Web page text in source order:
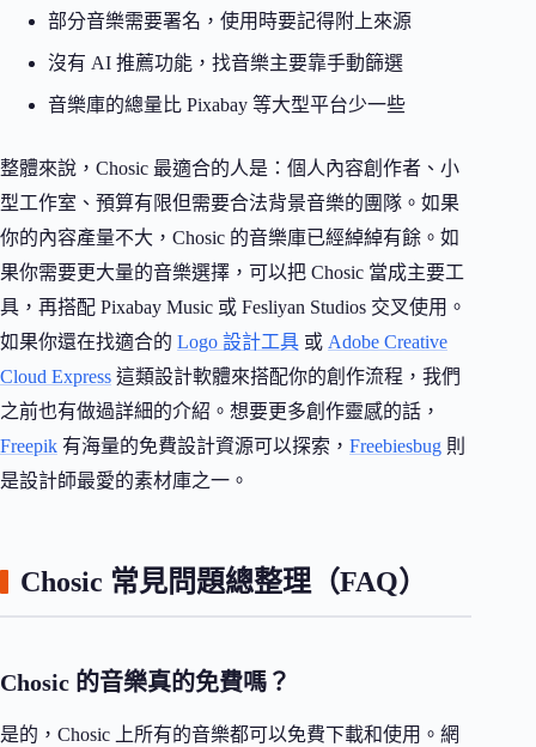
部分音樂需要署名，使用時要記得附上來源
沒有 AI 推薦功能，找音樂主要靠手動篩選
音樂庫的總量比 Pixabay 等大型平台少一些
整體來說，Chosic 最適合的人是：個人內容創作者、小
型工作室、預算有限但需要合法背景音樂的團隊。如果
你的內容產量不大，Chosic 的音樂庫已經綽綽有餘。如
果你需要更大量的音樂選擇，可以把 Chosic 當成主要工
具，再搭配 Pixabay Music 或 Fesliyan Studios 交叉使用。
如果你還在找適合的 Logo 設計工具 或 Adobe Creative
Cloud Express 這類設計軟體來搭配你的創作流程，我們
之前也有做過詳細的介紹。想要更多創作靈感的話，
Freepik 有海量的免費設計資源可以探索， Freebiesbug 則
是設計師最愛的素材庫之一。
Chosic 常見問題總整理（FAQ）
Chosic 的音樂真的免費嗎？
是的，Chosic 上所有的音樂都可以免費下載和使用。網